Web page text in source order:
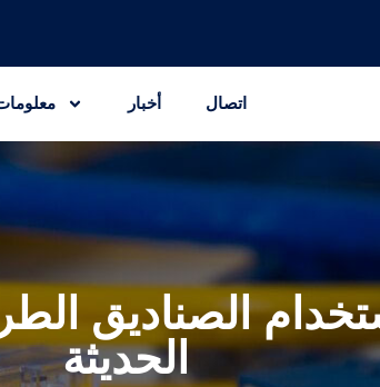
أخبار اتصال
لاستخدام الصناديق
الحديثة